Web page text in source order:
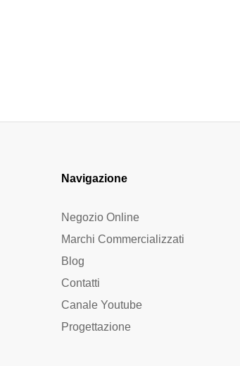
Navigazione
Negozio Online
Marchi Commercializzati
Blog
Contatti
Canale Youtube
Progettazione